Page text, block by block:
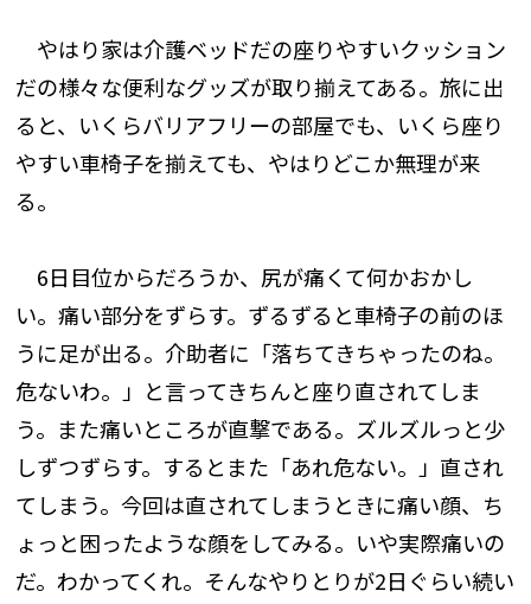
やはり家は介護ベッドだの座りやすいクッション
だの様々な便利なグッズが取り揃えてある。旅に出
ると、いくらバリアフリーの部屋でも、いくら座り
やすい車椅子を揃えても、やはりどこか無理が来
る。
6日目位からだろうか、尻が痛くて何かおかし
い。痛い部分をずらす。ずるずると車椅子の前のほ
うに足が出る。介助者に「落ちてきちゃったのね。
危ないわ。」と言ってきちんと座り直されてしま
う。また痛いところが直撃である。ズルズルっと少
しずつずらす。するとまた「あれ危ない。」直され
てしまう。今回は直されてしまうときに痛い顔、ち
ょっと困ったような顔をしてみる。いや実際痛いの
だ。わかってくれ。そんなやりとりが2日ぐらい続い